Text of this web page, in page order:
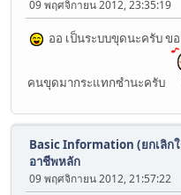
09 พฤศจิกายน 2012, 23:35:19
ออ เป็นระบบขุดนะครับ
คนขุดมากระแทกซำนะครับ
Basic Information (ยกเลิก
อาชีพหลัก
09 พฤศจิกายน 2012, 21:57:22